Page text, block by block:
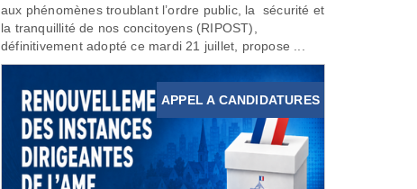
aux phénomènes troublant l’ordre public, la sécurité et
la tranquillité de nos concitoyens (RIPOST),
définitivement adopté ce mardi 21 juillet, propose ...
APPEL A CANDIDATURES